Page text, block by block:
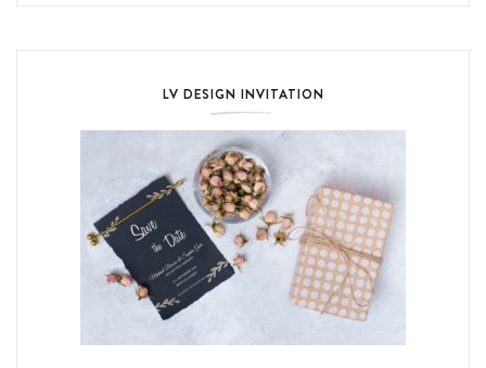
LV DESIGN INVITATION